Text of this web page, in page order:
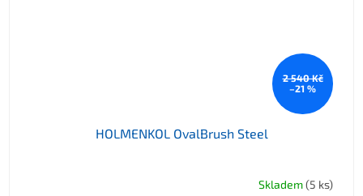
2 540 Kč
–21 %
HOLMENKOL OvalBrush Steel
Skladem(5 ks)